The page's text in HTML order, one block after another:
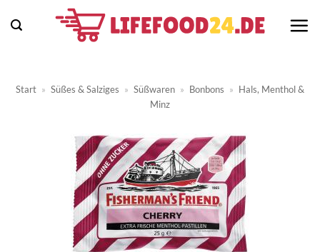
Inhalt
Start » Süßes & Salziges » Süßwaren » Bonbons » Hals, Menthol &
Minz